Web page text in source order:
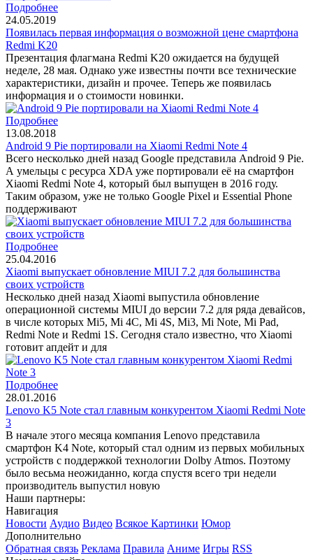
Подробнее
24.05.2019
Появилась первая информация о возможной цене смартфона
Redmi K20
Презентация флагмана Redmi K20 ожидается на будущей
неделе, 28 мая. Однако уже известны почти все технические
характеристики, дизайн и прочее. Теперь же появилась
информация и о стоимости новинки.
Подробнее
13.08.2018
Android 9 Pie портировали на Xiaomi Redmi Note 4
Всего несколько дней назад Google представила Android 9 Pie.
А умельцы с ресурса XDA уже портировали её на смартфон
Xiaomi Redmi Note 4, который был выпущен в 2016 году.
Таким образом, уже не только Google Pixel и Essential Phone
поддерживают
Подробнее
25.04.2016
Xiaomi выпускает обновление MIUI 7.2 для большинства
своих устройств
Несколько дней назад Xiaomi выпустила обновление
операционной системы MIUI до версии 7.2 для ряда девайсов,
в числе которых Mi5, Mi 4C, Mi 4S, Mi3, Mi Note, Mi Pad,
Redmi Note и Redmi 1S. Сегодня стало известно, что Xiaomi
готовит апдейт и для
Подробнее
28.01.2016
Lenovo K5 Note стал главным конкурентом Xiaomi Redmi Note
3
В начале этого месяца компания Lenovo представила
смартфон K4 Note, который стал одним из первых мобильных
устройств с поддержкой технологии Dolby Atmos. Поэтому
было весьма неожиданно, когда спустя всего три недели
производитель выпустил новую
Наши партнеры:
Навигация
Новости Аудио Видео Всякое Картинки Юмор
Дополнительно
Обратная связь Реклама Правила Аниме Игры RSS